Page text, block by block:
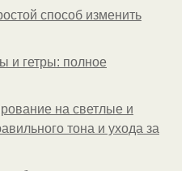
способ изменить
и гетры: полное
на светлые и
тона и ухода за